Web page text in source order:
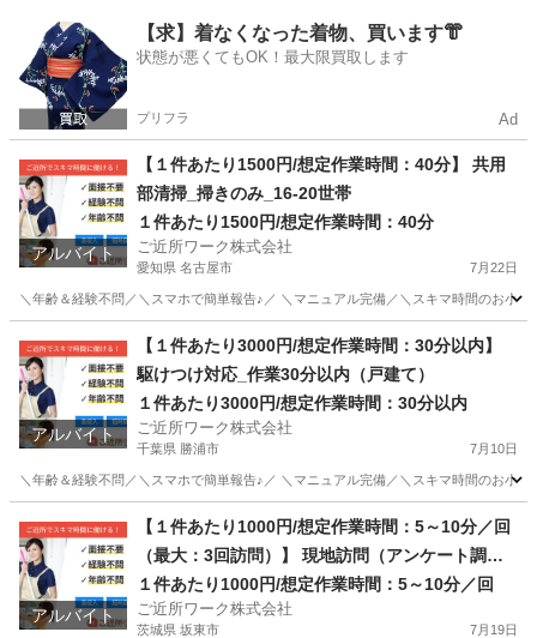
東京 中野区 その他 1件
【求】着なくなった着物、買います👘
状態が悪くてもOK！最大限買取します
プリフラ Ad
アルバイト
【１件あたり1500円/想定作業時間：40分】 共用
部清掃_掃きのみ_16-20世帯
１件あたり1500円/想定作業時間：40分
ご近所ワーク株式会社
愛知県 名古屋市 7月22日
＼年齢＆経験不問／＼スマホで簡単報告♪／ ＼マニュアル完備／＼スキマ時間のお小
その他
アルバイト
【１件あたり3000円/想定作業時間：30分以内】
駆けつけ対応_作業30分以内（戸建て）
１件あたり3000円/想定作業時間：30分以内
ご近所ワーク株式会社
千葉県 勝浦市 7月10日
＼年齢＆経験不問／＼スマホで簡単報告♪／ ＼マニュアル完備／＼スキマ時間のお小
その他 1件
アルバイト
【１件あたり1000円/想定作業時間：5～10分／回
（最大：3回訪問）】 現地訪問（アンケート調
査）：最大3回訪問※成果報酬あり
１件あたり1000円/想定作業時間：5～10分／回
ご近所ワーク株式会社
茨城県 坂東市 7月19日